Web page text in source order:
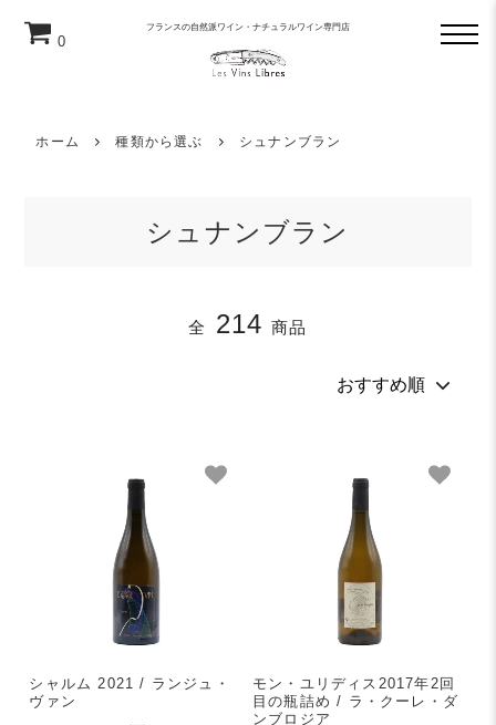
フランスの自然派ワイン・ナチュラルワイン専門店
0
ホーム 種類から選ぶ シュナンブラン
シュナンブラン
全 214 商品
シャルム 2021 / ランジュ・
ヴァン
モン・ユリディス2017年2回
目の瓶詰め / ラ・クーレ・ダ
ンブロジア